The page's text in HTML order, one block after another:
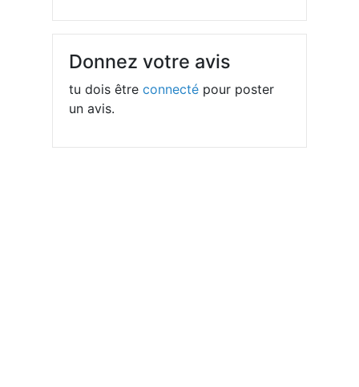
Donnez votre avis
tu dois êtreconnecté pour poster
un avis.